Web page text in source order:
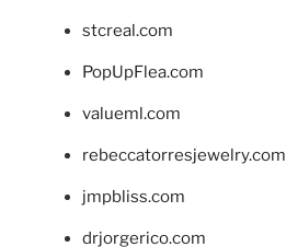
stcreal.com
PopUpFlea.com
valueml.com
rebeccatorresjewelry.com
jmpbliss.com
drjorgerico.com